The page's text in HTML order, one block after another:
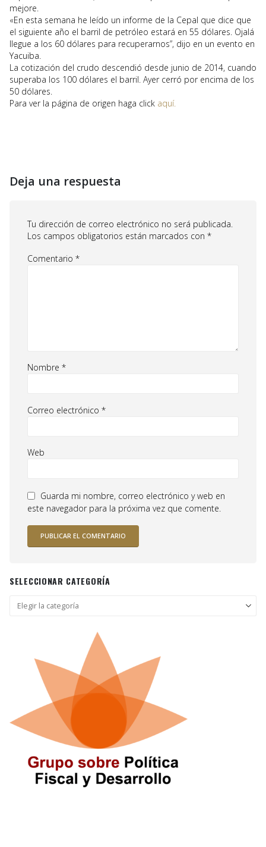
mejore.
«En esta semana he leído un informe de la Cepal que dice que
el siguiente año el barril de petróleo estará en 55 dólares. Ojalá
llegue a los 60 dólares para recuperarnos”, dijo en un evento en
Yacuiba.
La cotización del crudo descendió desde junio de 2014, cuando
superaba los 100 dólares el barril. Ayer cerró por encima de los
50 dólares.
Para ver la página de origen haga click aquí.
Deja una respuesta
Tu dirección de correo electrónico no será publicada.
Los campos obligatorios están marcados con *
Comentario *
Nombre *
Correo electrónico *
Web
Guarda mi nombre, correo electrónico y web en
este navegador para la próxima vez que comente.
SELECCIONAR CATEGORÍA
Seleccionar
categoría